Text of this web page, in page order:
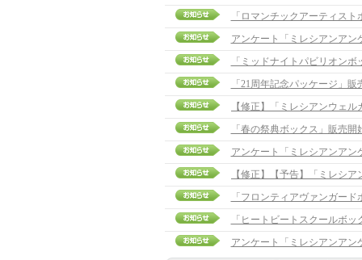
「ロマンチックアーティス
アンケート「ミレシアンアン
「ミッドナイトパビリオン
「21周年記念パッケージ」
「春の祭典ボックス」販売開
アンケート「ミレシアンアン
「フロンティアヴァンガー
「ヒートビートスクールボ
アンケート「ミレシアンアン